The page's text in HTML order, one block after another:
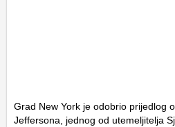
Grad New York je odobrio prijedlog
Jeffersona, jednog od utemeljitelja